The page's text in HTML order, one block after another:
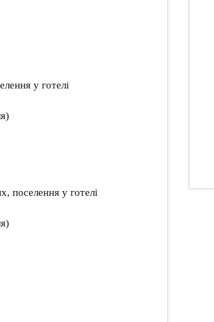
у готелі
поселення у готелі